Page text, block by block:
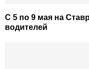
С 5 по 9 мая на
водителей